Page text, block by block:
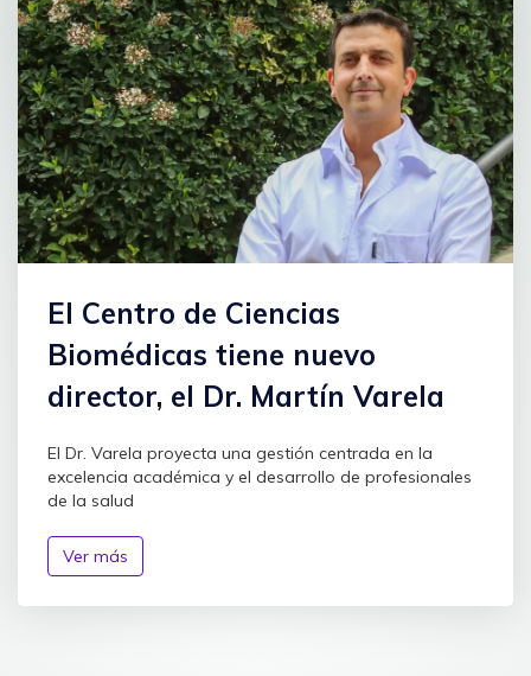
El Centro de Ciencias
Biomédicas tiene nuevo
director, el Dr. Martín Varela
El Dr. Varela proyecta una gestión centrada en la
excelencia académica y el desarrollo de profesionales
de la salud
Ver más